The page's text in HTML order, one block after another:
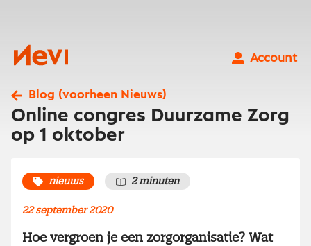
Nevi
Account
Blog (voorheen Nieuws)
Online congres Duurzame Zorg
op 1 oktober
nieuws 2 minuten
22 september 2020
Hoe vergroen je een zorgorganisatie? Wat